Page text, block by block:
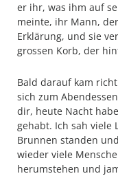
er ihr, was ihm auf
meinte, ihr Mann,
Erklärung, und sie
grossen Korb, der
Bald darauf kam
sich zum
dir, heute Nacht
gehabt. Ich sah viele
Brunnen standen
wieder viele
herumstehen und